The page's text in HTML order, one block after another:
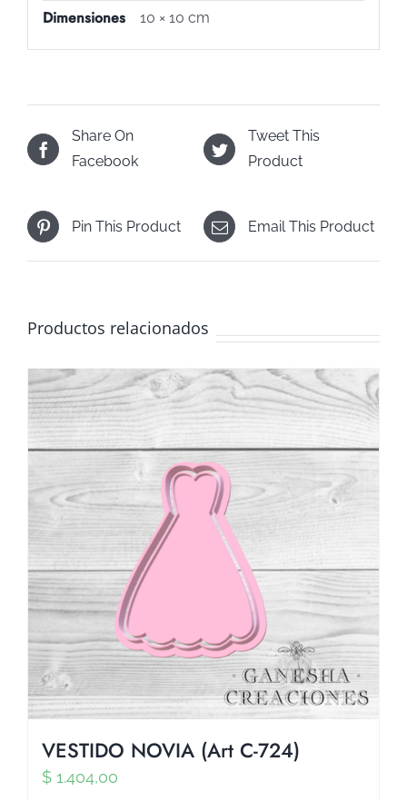
Dimensiones 10 × 10 cm
Share On
Facebook
Tweet This
Product
Pin This Product Email This Product
Productos relacionados
VESTIDO NOVIA (Art C-724)
$ 1.404,00